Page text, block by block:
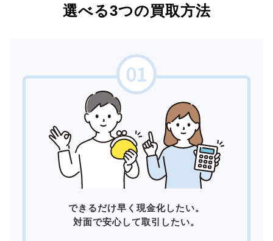
選べる3つの買取方法
できるだけ早く現金化したい。
対面で安心して取引したい。